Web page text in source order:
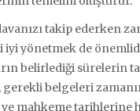
takip ederken
iyi yönetmek de
belirlediği sürelerin
gerekli belgeleri
mahkeme tarihlerine